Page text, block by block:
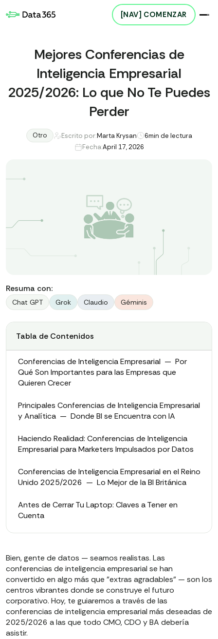
[NAV] COMENZAR
Mejores Conferencias de
Inteligencia Empresarial
2025/2026: Lo que No Te Puedes
Perder
Otro Escrito por:Marta Krysan 6min de lectura
Fecha:April 17, 2026
Resuma con:
Chat GPT Grok Claudio Géminis
Tabla de Contenidos
Conferencias de Inteligencia Empresarial — Por
Qué Son Importantes para las Empresas que
Quieren Crecer
Principales Conferencias de Inteligencia Empresarial
y Analítica — Donde BI se Encuentra con IA
Haciendo Realidad: Conferencias de Inteligencia
Empresarial para Marketers Impulsados por Datos
Conferencias de Inteligencia Empresarial en el Reino
Unido 2025/2026 — Lo Mejor de la BI Británica
Antes de Cerrar Tu Laptop: Claves a Tener en
Cuenta
Bien, gente de datos — seamos realistas. Las
conferencias de inteligencia empresarial se han
convertido en algo más que "extras agradables" — son los
centros vibrantes donde se construye el futuro
corporativo. Hoy, te guiaremos a través de las
conferencias de inteligencia empresarial más deseadas de
2025/2026 a las que todo CMO, CDO y BA debería
asistir.